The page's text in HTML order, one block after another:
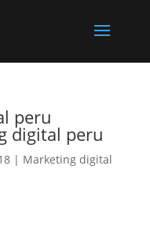
peru
digital peru
| Marketing digital